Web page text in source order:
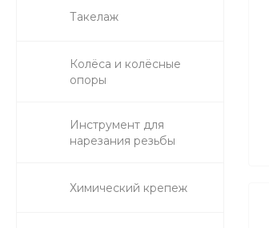
Такелаж
Колёса и колëсные
опоры
Инструмент для
нарезания резьбы
Химический крепеж